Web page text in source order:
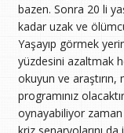
bazen. Sonra 20 li
kadar uzak ve
Yaşayıp görmek
yüzdesini azaltmak
okuyun ve araştırın,
programınız
oynayabiliyor